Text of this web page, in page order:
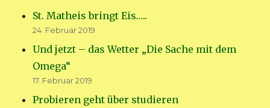
St. Matheis bringt Eis…..
24. Februar 2019
Und jetzt – das Wetter „Die Sache mit dem
Omega“
17. Februar 2019
Probieren geht über studieren